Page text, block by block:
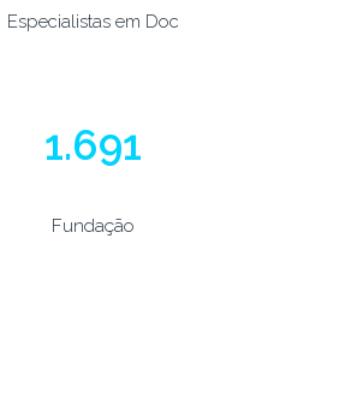
Especialistas em Doc
2.016
Fundação